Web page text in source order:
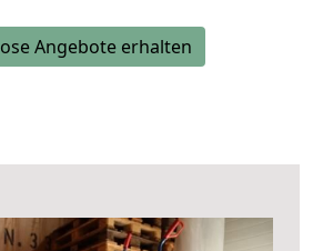
Angebote erhalten